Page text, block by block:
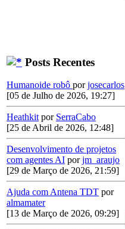
Posts Recentes
Humanoide robô porjosecarlos
[05 de Julho de 2026, 19:27]
Heathkit por SerraCabo
[25 de Abril de 2026, 12:48]
Desenvolvimento de projetos
com agentes AI porjm_araujo
[29 de Março de 2026, 21:59]
Ajuda com Antena TDT por
almamater
[13 de Março de 2026, 09:29]